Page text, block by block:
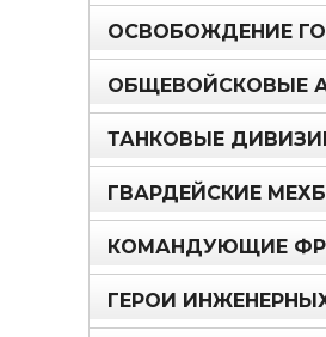
ОСВОБОЖДЕНИЕ
ОБЩЕВОЙСКОВЫЕ
ТАНКОВЫЕ
ГВАРДЕЙСКИЕ
КОМАНДУЮЩИЕ
ГЕРОИ